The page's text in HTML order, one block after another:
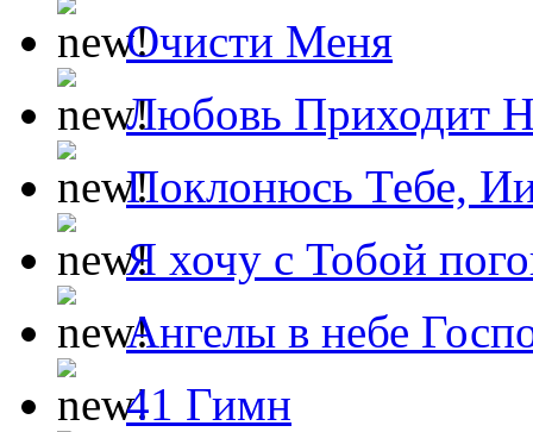
Очисти Меня
Любовь Приходит
Поклонюсь Тебе,
Я хочу с Тобой
Ангелы в небе
41 Гимн